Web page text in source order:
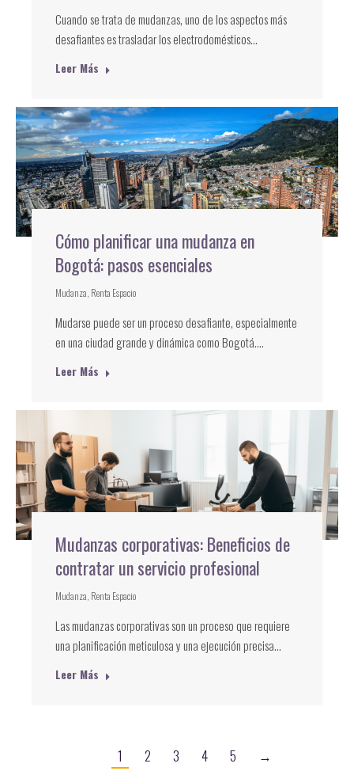
Cuando se trata de mudanzas, uno de los aspectos más
desafiantes es trasladar los electrodomésticos…
Leer Más
Cómo planificar una mudanza en
Bogotá: pasos esenciales
Mudanza Renta Espacio
Mudarse puede ser un proceso desafiante, especialmente
en una ciudad grande y dinámica como Bogotá.…
Leer Más
Mudanzas corporativas: Beneficios de
contratar un servicio profesional
Mudanza Renta Espacio
Las mudanzas corporativas son un proceso que requiere
una planificación meticulosa y una ejecución precisa…
Leer Más
1 2 3 4 5 →